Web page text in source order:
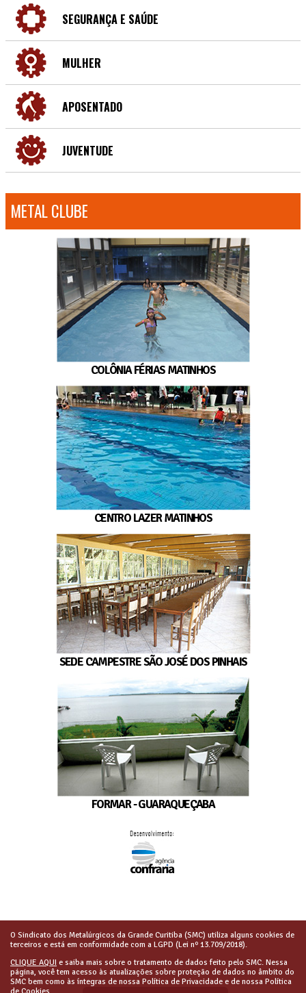
SEGURANÇA E SAÚDE
MULHER
APOSENTADO
JUVENTUDE
METAL CLUBE
COLÔNIA FÉRIAS MATINHOS
CENTRO LAZER MATINHOS
SEDE CAMPESTRE SÃO JOSÉ DOS PINHAIS
FORMAR - GUARAQUEÇABA
O Sindicato dos Metalúrgicos da Grande Curitiba (SMC) utiliza alguns cookies de
terceiros e está em conformidade com a LGPD (Lei nº 13.709/2018).
CLIQUE AQUI e saiba mais sobre o tratamento de dados feito pelo SMC. Nessa
página, você tem acesso às atualizações sobre proteção de dados no âmbito do
SMC bem como às íntegras de nossa Política de Privacidade e de nossa Política